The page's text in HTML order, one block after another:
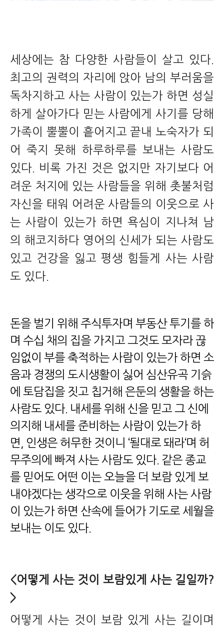
세상에는 참 다양한 사람들이 살고 있다.
최고의 권력의 자리에 앉아 남의 부러움을
독차지하고 사는 사람이 있는가 하면 성실
하게 살아가다 믿는 사람에게 사기를 당해
가족이 뿔뿔이 흩어지고 끝내 노숙자가 되
어 죽지 못해 하루하루를 보내는 사람도
있다. 비록 가진 것은 없지만 자기보다 어
려운 처지에 있는 사람들을 위해 촛불처럼
자신을 태워 어려운 사람들의 이웃으로 사
는 사람이 있는가 하면 욕심이 지나쳐 남
의 해코지하다 영어의 신세가 되는 사람도
있고 건강을 잃고 평생 힘들게 사는 사람
도 있다.
돈을 벌기 위해 주식투자며 부동산 투기를 하
며 수십 채의 집을 가지고 그것도 모자라 끊
임없이 부를 축적하는 사람이 있는가 하면 소
음과 경쟁의 도시생활이 싫어 심산유곡 기슭
에 토담집을 짓고 칩거해 은둔의 생활을 하는
사람도 있다. 내세를 위해 신을 믿고 그 신에
의지해 내세를 준비하는 사람이 있는가 하
면
인생은 허무한 것이니 ‘될대로 돼라‘며 허
무주의에 빠져 사는 사람도 있다. 같은 종교
를 믿어도 어떤 이는 오늘을 더 보람 있게 보
내야겠다는 생각으로 이웃을 위해 사는 사람
이 있는가 하면 산속에 들어가 기도로 세월을
보내는 이도 있다.
<어떻게 사는 것이 보람있게 사는 길일까?
>
어떻게 사는 것이 보람 있게 사는 길이며